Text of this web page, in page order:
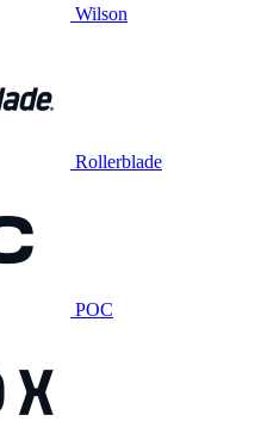
Wilson
Rollerblade
POC